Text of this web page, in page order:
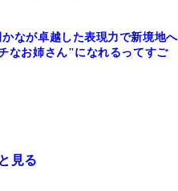
なが卓越した表現力で新境地へ
なお姉さん"になれるってすご
見る